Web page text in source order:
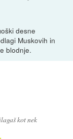
desne
Muskovih in
blodnje.
kot nek